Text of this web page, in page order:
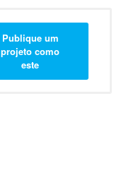
Publique um
projeto como
este